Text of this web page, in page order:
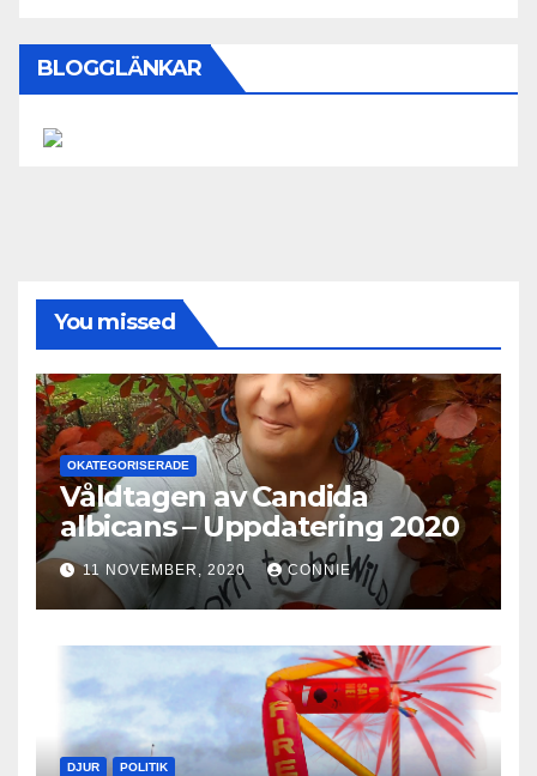
BLOGGLÄNKAR
You missed
OKATEGORISERADE
Våldtagen av Candida
albicans – Uppdatering 2020
11 NOVEMBER, 2020 CONNIE
DJUR POLITIK